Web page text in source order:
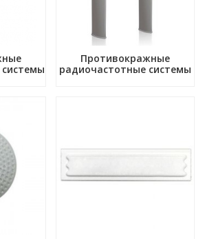
Противокражные
радиочастотные системы